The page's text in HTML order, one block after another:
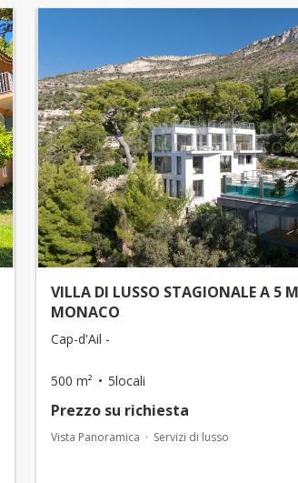
VILLA DI LUSSO STAGIONALE A 5
MONACO
Cap-d'Ail -
500 m² 5locali
Prezzo su richiesta
Vista Panoramica Servizi di lusso